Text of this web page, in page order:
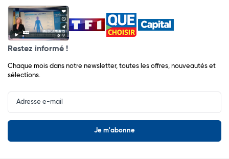
Restez informé !
Chaque mois dans notre newsletter, toutes les offres, nouveautés et
sélections.
Input
Newsletter